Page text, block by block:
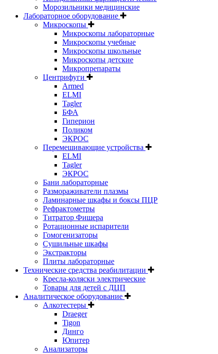
Морозильники медицинские
Лабораторное оборудование
Микроскопы
Микроскопы лабораторные
Микроскопы учебные
Микроскопы школьные
Микроскопы детские
Микропрепараты
Центрифуги
Armed
ELMI
Tagler
БФА
Гиперион
Поликом
ЭКРОС
Перемешивающие устройства
ELMI
Tagler
ЭКРОС
Бани лабораторные
Размораживатели плазмы
Ламинарные шкафы и боксы ПЦР
Рефрактометры
Титратор Фишера
Ротационные испарители
Гомогенизаторы
Сушильные шкафы
Экстракторы
Плиты лабораторные
Технические средства реабилитации
Кресла-коляски электрические
Товары для детей с ДЦП
Аналитическое оборудование
Алкотестеры
Draeger
Tigon
Динго
Юпитер
Анализаторы